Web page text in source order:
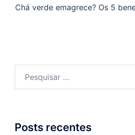
Chá verde emagrece? Os 5
Posts recentes